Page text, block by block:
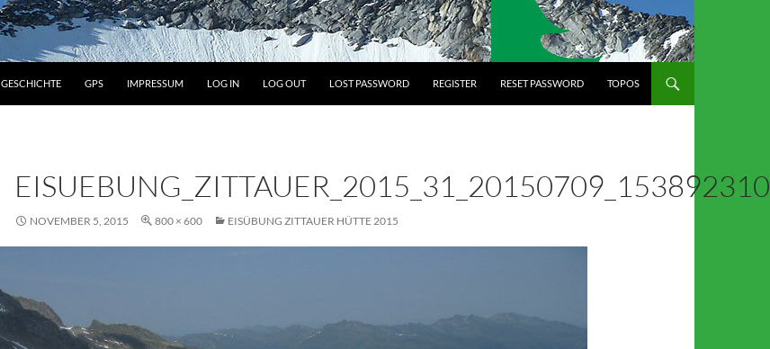
GESCHICHTE GPS IMPRESSUM LOG IN LOG OUT LOST PASSWORD REGISTER RESET PASSWORD TOPOS
NOVEMBER 5, 2015 800 × 600 EISÜBUNG ZITTAUER HÜTTE 2015